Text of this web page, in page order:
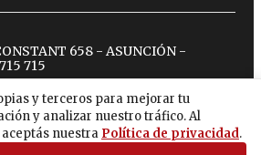
y terceros para mejorar tu
y analizar nuestro tráfico. Al
nuestra Política de privacidad.
658 - ASUNCIÓN -
715
tiktokyoutubespotify